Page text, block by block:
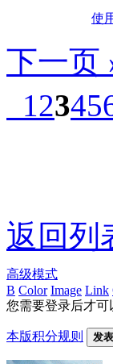
使
下一页
12345
返回列
高级模式
B Color Image Link
您需要登录后才可
本版积分规则 发